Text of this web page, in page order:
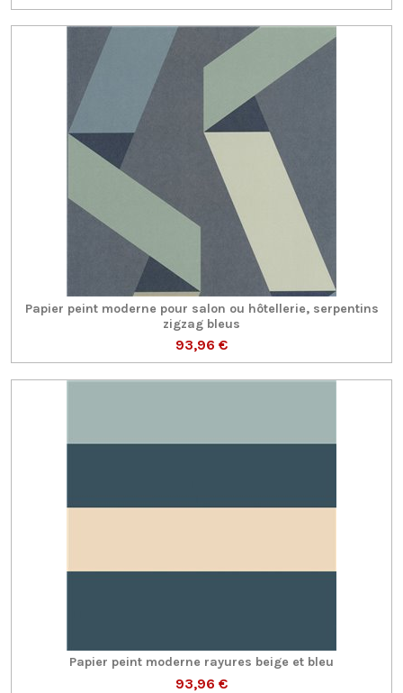
Papier peint moderne pour salon ou hôtellerie, serpentins
zigzag bleus
93,96 €
Papier peint moderne rayures beige et bleu
93,96 €